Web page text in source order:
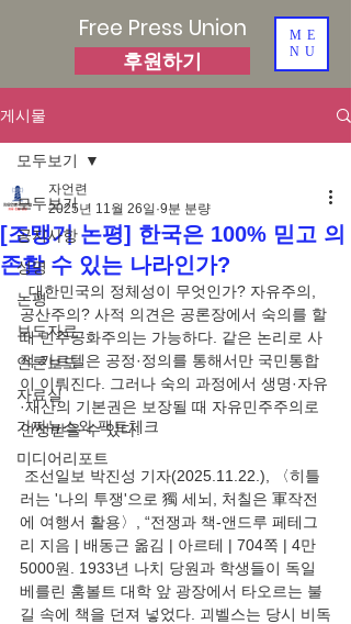
Free Press Union
후원하기
ME
NU
게시물
모두보기
공지사항
성명
논평
보도자료
언론보도
자료실
가짜뉴스와 팩트체크
미디어리포트
모두보기
[조맹기 논평] 한국은 100% 믿고 의
존할 수 있는 나라인가?
자언련
2025년 11월 26일 9분 분량
대한민국의 정체성이 무엇인가? 자유주의,
공산주의? 사적 의견은 공론장에서 숙의를 할
때 민주공화주의는 가능하다. 같은 논리로 사
적 카르텔은 공정·정의를 통해서만 국민통합
이 이뤄진다. 그러나 숙의 과정에서 생명·자유
·재산의 기본권은 보장될 때 자유민주주의로
인정받을 수 있다.
조선일보 박진성 기자(2025.11.22.), 〈히틀
러는 '나의 투쟁'으로 獨 세뇌, 처칠은 軍작전
에 여행서 활용〉, “전쟁과 책-앤드루 페테그
리 지음 | 배동근 옮김 | 아르테 | 704쪽 | 4만
5000원. 1933년 나치 당원과 학생들이 독일
베를린 훔볼트 대학 앞 광장에서 타오르는 불
길 속에 책을 던져 넣었다. 괴벨스는 당시 비독